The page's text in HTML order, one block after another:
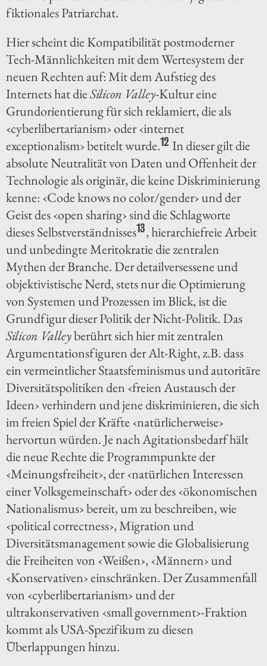
fiktionales Patriarchat.
Hier scheint die Kompatibilität postmoderner
Tech-Männlichkeiten mit dem Wertesystem der
neuen Rechten auf: Mit dem Aufstieg des
Internets hat dieSilicon Valley-Kultur eine
Grundorientierung für sich reklamiert, die als
‹cyberlibertarianism› oder ‹internet
exceptionalism› betitelt wurde.12 In dieser gilt die
absolute Neutralität von Daten und Offenheit der
Technologie als originär, die keine Diskriminierung
kenne: ‹Code knows no color/gender› und der
Geist des ‹open sharing› sind die Schlagworte
dieses Selbstverständnisses13, hierarchiefreie Arbeit
und unbedingte Meritokratie die zentralen
Mythen der Branche. Der detailversessene und
objektivistische Nerd, stets nur die Optimierung
von Systemen und Prozessen im Blick, ist die
Grundfigur dieser Politik der Nicht-Politik. Das
Silicon Valleyberührt sich hier mit zentralen
Argumentationsfiguren der Alt-Right, z.B. dass
ein vermeintlicher Staatsfeminismus und autoritäre
Diversitätspolitiken den ‹freien Austausch der
Ideen› verhindern und jene diskriminieren, die sich
im freien Spiel der Kräfte ‹natürlicherweise›
hervortun würden. Je nach Agitationsbedarf hält
die neue Rechte die Programmpunkte der
‹Meinungsfreiheit›, der ‹natürlichen Interessen
einer Volksgemeinschaft› oder des ‹ökonomischen
Nationalismus› bereit, um zu beschreiben, wie
‹political correctness›, Migration und
Diversitätsmanagement sowie die Globalisierung
die Freiheiten von ‹Weißen›, ‹Männern› und
‹Konservativen› einschränken. Der Zusammenfall
von ‹cyberlibertarianism› und der
ultrakonservativen ‹small government›-Fraktion
kommt als USA-Spezifikum zu diesen
Überlappungen hinzu.